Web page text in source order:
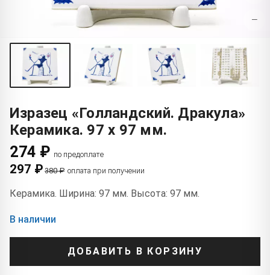
−
Изразец «Голландский. Дракула»
Керамика. 97 x 97 мм.
274 ₽ по предоплате
297 ₽ 380 ₽ оплата при получении
Керамика. Ширина: 97 мм. Высота: 97 мм.
В наличии
ДОБАВИТЬ В КОРЗИНУ